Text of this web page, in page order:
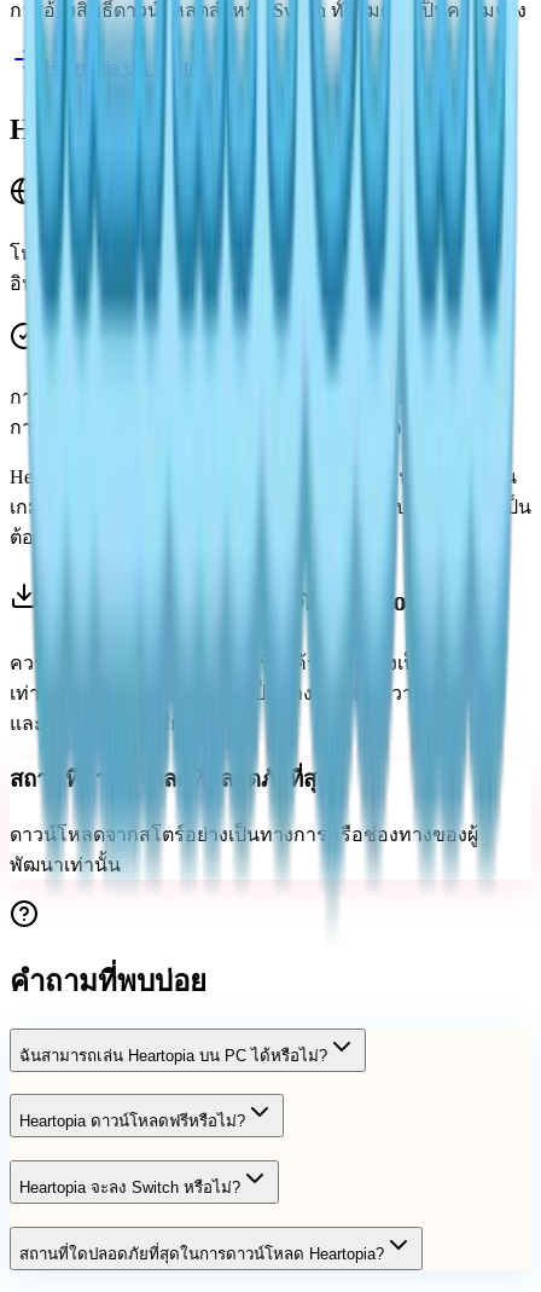
การอ้างสิทธิ์ดาวน์โหลดสำหรับ Switch ทั้งหมดไม่เป็นความจริง
Heartopia บน Switch
Heartopia เป็นเกมออนไลน์หรือไม่?
โหมดเกมหรือคุณสมบัติบางอย่างอาจต้องการการเชื่อมต่อ
อินเทอร์เน็ต เพื่อการอัปเดตหรือการโต้ตอบ
การเล่นเกมหลักมักจะเล่นแบบออฟไลน์ได้ ความก้าวหน้าและ
การสำรวจไม่จำเป็นต้องมีการเชื่อมต่อตลอดเวลา
Heartopia มีทั้งองค์ประกอบแบบออฟไลน์และออนไลน์ การเล่น
เกมหลักสามารถเพลิดเพลินได้แบบออฟไลน์ แต่บางโหมดจำเป็น
ต้องมีการเชื่อมต่อ
ข้อมูลการดาวน์โหลด Heartopia
ควรดาวน์โหลด Heartopia จากร้านค้าแอปอย่างเป็นทางการ
เท่านั้น หลีกเลี่ยงเว็บไซต์ที่ไม่เป็นทางการเพื่อความปลอดภัย
และป้องกันไฟล์ที่เสียหาย
สถานที่ดาวน์โหลดที่ปลอดภัยที่สุด
ดาวน์โหลดจากสโตร์อย่างเป็นทางการหรือช่องทางของผู้
พัฒนาเท่านั้น
คำถามที่พบบ่อย
ฉันสามารถเล่น Heartopia บน PC ได้หรือไม่?
Heartopia ดาวน์โหลดฟรีหรือไม่?
Heartopia จะลง Switch หรือไม่?
สถานที่ใดปลอดภัยที่สุดในการดาวน์โหลด Heartopia?